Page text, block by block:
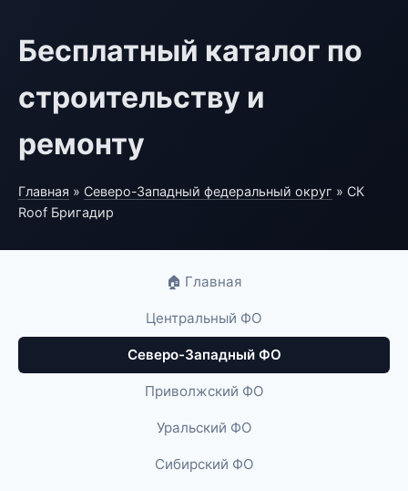
Бесплатный каталог по
строительству и
ремонту
Главная » Северо-Западный федеральный округ » СК
Roof Бригадир
🏠 Главная
Центральный ФО
Северо-Западный ФО
Приволжский ФО
Уральский ФО
Сибирский ФО